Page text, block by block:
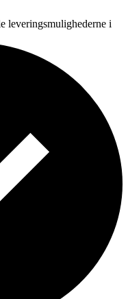
leveringsmulighederne i